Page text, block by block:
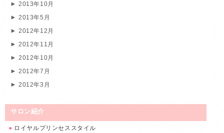
2013年10月
2013年5月
2012年12月
2012年11月
2012年10月
2012年7月
2012年3月
サロン紹介
● ロイヤルプリンセススタイル